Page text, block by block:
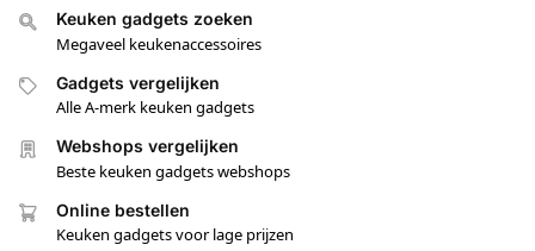
Keuken gadgets zoeken
Megaveel keukenaccessoires
Gadgets vergelijken
Alle A-merk keuken gadgets
Webshops vergelijken
Beste keuken gadgets webshops
Online bestellen
Keuken gadgets voor lage prijzen